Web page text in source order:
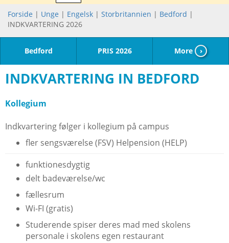
Forside | Unge | Engelsk | Storbritannien | Bedford |
INDKVARTERING 2026
Bedford PRIS 2026 More ›
INDKVARTERING IN BEDFORD
Kollegium
Indkvartering følger i kollegium på campus
fler sengsværelse (FSV) Helpension (HELP)
funktionesdygtig
delt badeværelse/wc
fællesrum
Wi-FI (gratis)
Studerende spiser deres mad med skolens
personale i skolens egen restaurant